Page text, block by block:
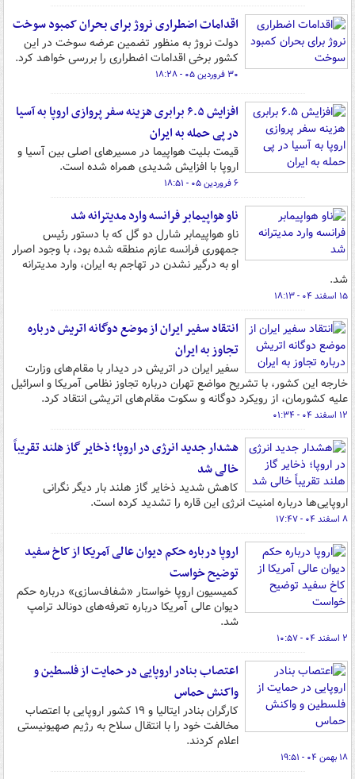
اقدامات اضطراری نروژ برای بحران کمبود سوخت
دولت نروژ به منظور تضمین عرضه سوخت در این
کشور برخی اقدامات اضطراری را بررسی خواهد کرد.
۳۰ فروردین ۰۵ - ۱۸:۲۸
افزایش ۶.۵ برابری هزینه سفر پروازی اروپا به آسیا
در پی حمله به ایران
قیمت بلیت هواپیما در مسیرهای اصلی بین آسیا و
اروپا با افزایش شدیدی همراه شده است.
۶ فروردین ۰۵ - ۱۸:۵۱
ناو هواپیمابر فرانسه وارد مدیترانه شد
ناو هواپیمابر شارل دو گل که با دستور رئیس
جمهوری فرانسه عازم منطقه شده بود، با وجود اصرار
او به درگیر نشدن در تهاجم به ایران، وارد مدیترانه
شد.
۱۵ اسفند ۰۴ - ۱۸:۱۳
انتقاد سفیر ایران از موضع دوگانه اتریش درباره
تجاوز به ایران
سفیر ایران در اتریش در دیدار با مقام‌های وزارت
خارجه این کشور، با تشریح مواضع تهران درباره تجاوز نظامی آمریکا و اسرائیل
علیه کشورمان، از رویکرد دوگانه و سکوت مقام‌های اتریشی انتقاد کرد.
۱۲ اسفند ۰۴ - ۰۱:۳۴
هشدار جدید انرژی در اروپا؛ ذخایر گاز هلند تقریباً
خالی شد
کاهش شدید ذخایر گاز هلند بار دیگر نگرانی
اروپایی‌ها درباره امنیت انرژی این قاره را تشدید کرده است.
۸ اسفند ۰۴ - ۱۷:۴۷
اروپا درباره حکم دیوان عالی آمریکا از کاخ سفید
توضیح خواست
کمیسیون اروپا خواستار «شفاف‌سازی» درباره حکم
دیوان عالی آمریکا درباره تعرفه‌های دونالد ترامپ
شد.
۲ اسفند ۰۴ - ۱۰:۵۷
اعتصاب بنادر اروپایی در حمایت از فلسطین و
واکنش حماس
کارگران بنادر ایتالیا و ۱۹ کشور اروپایی با اعتصاب
مخالفت خود را با انتقال سلاح‌ به رژیم صهیونیستی
اعلام کردند.
۱۸ بهمن ۰۴ - ۱۹:۵۱